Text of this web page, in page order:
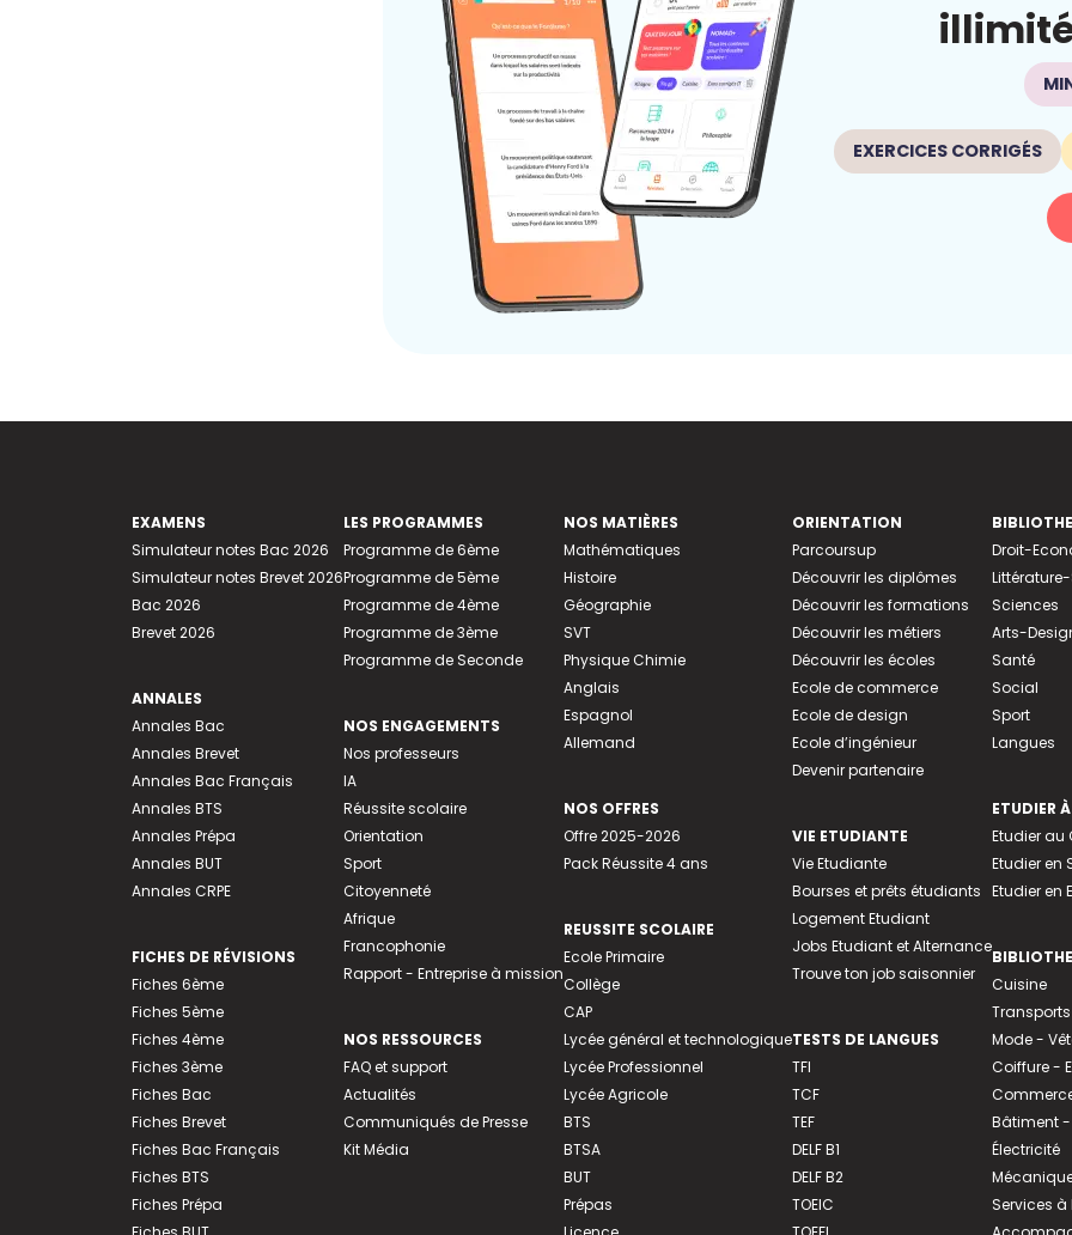
EXERCICES CORRIGÉS
EXAMENS
Simulateur notes Bac 2026
Simulateur notes Brevet 2026
Bac 2026
Brevet 2026
ANNALES
Annales Bac
Annales Brevet
Annales Bac Français
Annales BTS
Annales Prépa
Annales BUT
Annales CRPE
FICHES DE RÉVISIONS
Fiches 6ème
Fiches 5ème
Fiches 4ème
Fiches 3ème
Fiches Bac
Fiches Brevet
Fiches Bac Français
Fiches BTS
Fiches Prépa
LES PROGRAMMES
Programme de 6ème
Programme de 5ème
Programme de 4ème
Programme de 3ème
Programme de Seconde
NOS ENGAGEMENTS
Nos professeurs
IA
Réussite scolaire
Orientation
Sport
Citoyenneté
Afrique
Francophonie
Rapport - Entreprise à mission
NOS RESSOURCES
FAQ et support
Actualités
Communiqués de Presse
Kit Média
NOS MATIÈRES
Mathématiques
Histoire
Géographie
SVT
Physique Chimie
Anglais
Espagnol
Allemand
NOS OFFRES
Offre 2025-2026
Pack Réussite 4 ans
REUSSITE SCOLAIRE
Ecole Primaire
Collège
CAP
Lycée général et technologique
Lycée Professionnel
Lycée Agricole
BTS
BTSA
BUT
Prépas
ORIENTATION
Parcoursup
Découvrir les diplômes
Découvrir les formations
Découvrir les métiers
Découvrir les écoles
Ecole de commerce
Ecole de design
Ecole d’ingénieur
Devenir partenaire
VIE ETUDIANTE
Vie Etudiante
Bourses et prêts étudiants
Logement Etudiant
Jobs Etudiant et Alternance
Trouve ton job saisonnier
TESTS DE LANGUES
TFI
TCF
TEF
DELF B1
DELF B2
TOEIC
Droit-
Sciences
Arts-
Santé
Social
Sport
Langues
ETUDIER
Etudier
Etudier en
Etudier en
Cuisine
Transports
Mode -
Coiffure -
Bâtiment
Électricité
Services